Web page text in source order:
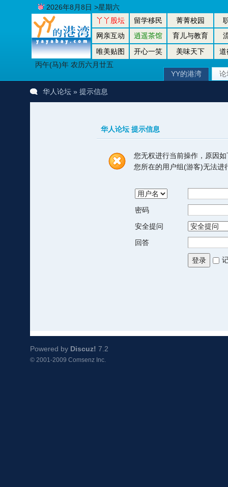
丫丫股坛 留学移民 菁菁校园
网亲互动
逍遥茶馆 育儿与教育
唯美贴图
开心一笑 美味天下
道
丙午(马)年 农历六月廿五
2026年8月8日 >星期六
YY的港湾 论
华人论坛» 提示信息
华人论坛 提示信息
您无权进行当前操作，原因如
您所在的用户组(游客)无法进
密码
安全提问
回答
登录
Powered by Discuz! 7.2
© 2001-2009 Comsenz Inc.